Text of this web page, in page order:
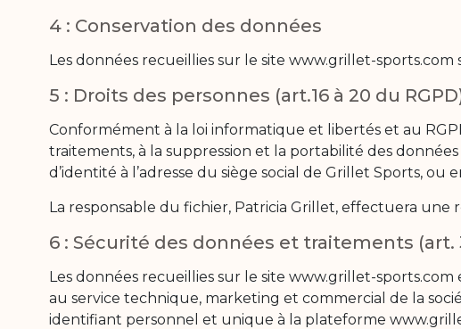
4 : Conservation des données
Les données recueillies sur le site www.grillet-
5 : Droits des personnes (art.16 à 20 du
Conformément à la loi informatique et libertés et au
traitements, à la suppression et la portabilité des
d’identité à l’adresse du siège social de Grillet Sports,
La responsable du fichier, Patricia Grillet, effectuera une
6 : Sécurité des données et traitements (art.
Les données recueillies sur le site www.grillet-
au service technique, marketing et commercial de la
identifiant personnel et unique à la plateforme